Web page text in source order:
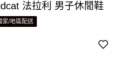
法拉利 男子休閒鞋
家/地區配送